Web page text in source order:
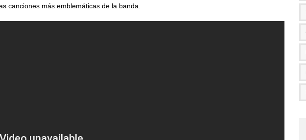
canciones más emblemáticas de la banda.